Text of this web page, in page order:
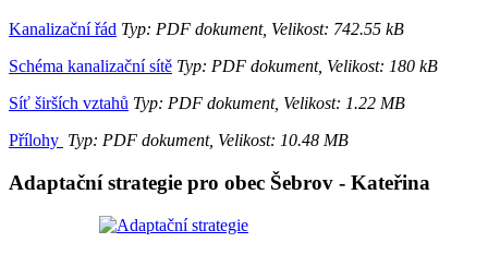
Kanalizační řád Typ: PDF dokument, Velikost: 742.55 kB
Schéma kanalizační sítě Typ: PDF dokument, Velikost: 180 kB
Síť širších vztahů Typ: PDF dokument, Velikost: 1.22 MB
Přílohy Typ: PDF dokument, Velikost: 10.48 MB
Adaptační strategie pro obec Šebrov - Kateřina